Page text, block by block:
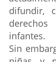
difundir,
infantes.
Sin